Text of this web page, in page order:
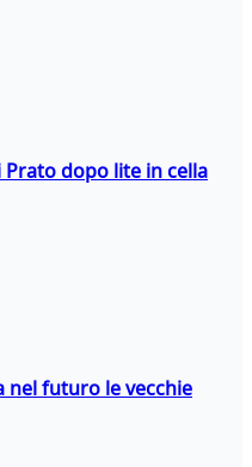
dopo lite in cella
nel futuro le vecchie